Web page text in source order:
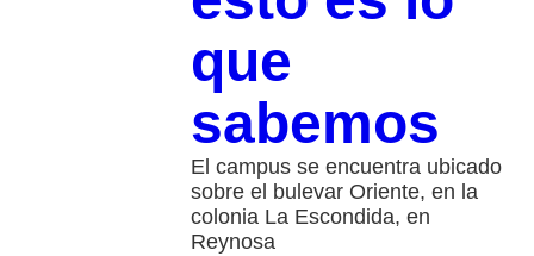
que
sabemos
El campus se encuentra ubicado
sobre el bulevar Oriente, en la
colonia La Escondida, en
Reynosa